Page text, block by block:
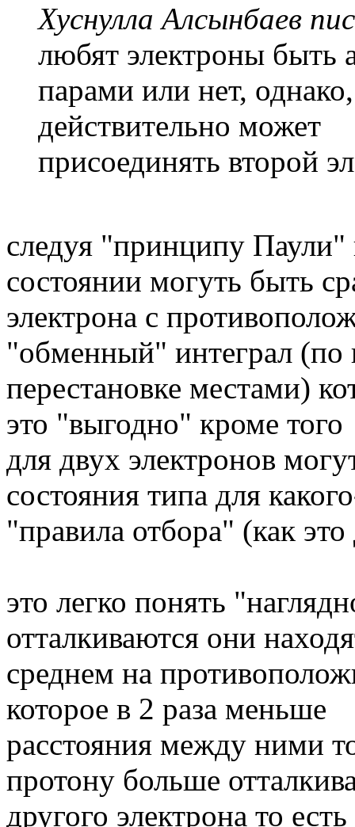
Хуснулла Алсынбаев
любят электроны быть
парами или нет,
действительно может
присоединять второй
следуя "принципу
состоянии могуть быть
электрона с
"обменный" интеграл (по
перестановке местами)
это "выгодно" кроме того
для двух электронов
состояния типа для
"правила отбора" (как
это легко понять
отталкиваются они
среднем на
которое в 2 раза меньше
расстояния между ними
протону больше
другого электрона то